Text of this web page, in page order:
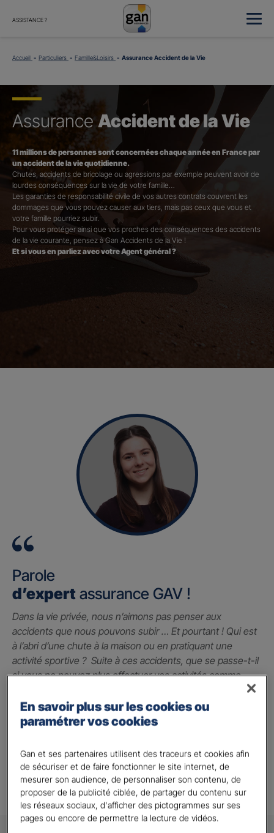
ASSISTANCE ?
Accueil Particuliers Famille&Loisirs Assurance Accident de la Vie
AssuranceAccident de la Vie
11 millions de personnes sont concernées chaque année en France par
un accident de la vie quotidienne.
Chutes, accidents de bricolage ou agressions par exemple peuvent avoir de
lourdes conséquences sur la vie de votre famille…
Les garanties de responsabilité civile de vos autres contrats couvrent les
dommages que vous pouvez causer aux tiers, mais pas ceux que vous et
votre famille pourriez subir.
Pour vous protéger ainsi que vos proches des conséquences des accidents
de la vie courante, pensez à Gan Accidents de la Vie !
Et si vous en parliez avec votre Agent général ?
Parole
d’expert assurance GAV !
Dans la vie privée, nous n’aimons pas penser aux
accidents que nous pouvons subir … Et pourtant ! Qui est
à l’abri d’une chute à la maison ou en pratiquant une
activité sportive ? Suite à ces accidents, que se passe-t-il
si vous ne pouvez plus effectuer vos activités comme
contrat qui peut vous indemniser à hauteur du préjudice
subi grâce à un capital qui vous permet de faire face
Alison A.
En savoir plus sur les cookies ou
paramétrer vos cookies
Gan et ses partenaires utilisent des traceurs et cookies afin
de sécuriser et de faire fonctionner le site internet, de
mesurer son audience, de personnaliser son contenu, de
proposer de la publicité ciblée, de partager du contenu sur
les réseaux sociaux, d'afficher des pictogrammes sur ses
pages ou encore de permettre la lecture de vidéos.